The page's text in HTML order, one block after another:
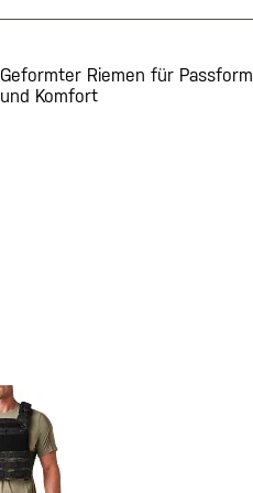
Geformter Riemen für Passform
und Komfort